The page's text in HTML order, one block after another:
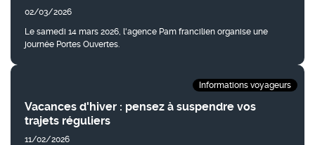
02/03/2026
Le samedi 14 mars 2026, l'agence Pam francilien organise une
journée Portes Ouvertes.
Vacances d'hiver : pensez à suspendre vos
trajets réguliers
11/02/2026
Informations voyageurs